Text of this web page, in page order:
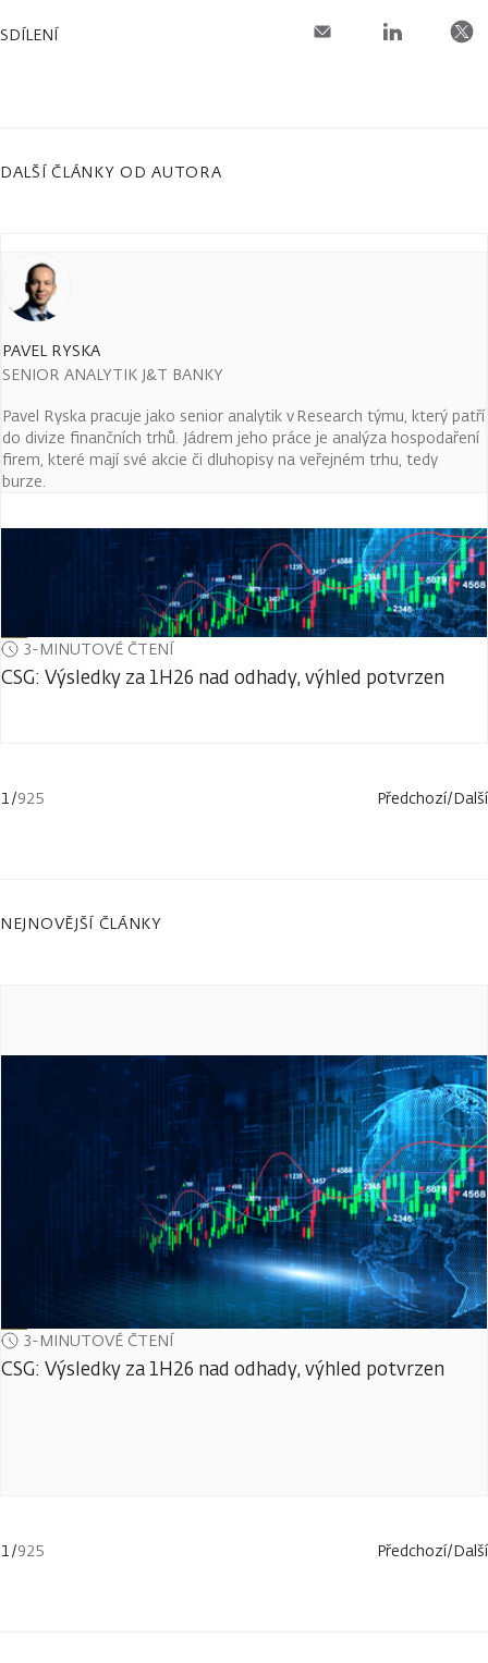
SDÍLENÍ
DALŠÍ ČLÁNKY OD AUTORA
PAVEL RYSKA
SENIOR ANALYTIK J&T BANKY
Pavel Ryska pracuje jako senior analytik v Research týmu, který patří
do divize finančních trhů. Jádrem jeho práce je analýza hospodaření
firem, které mají své akcie či dluhopisy na veřejném trhu, tedy
burze.
3-MINUTOVÉ ČTENÍ
CSG: Výsledky za 1H26 nad odhady, výhled potvrzen
1/925 Předchozí/Další
NEJNOVĚJŠÍ ČLÁNKY
3-MINUTOVÉ ČTENÍ
CSG: Výsledky za 1H26 nad odhady, výhled potvrzen
1/925 Předchozí/Další